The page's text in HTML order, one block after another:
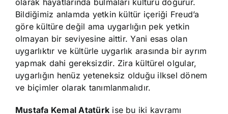
Bildiğimiz anlamda yetkin kültür içeriği Freud’a
göre kültüre değil ama uygarlığın pek yetkin
olmayan bir seviyesine aittir. Yani esas olan
uygarlıktır ve kültürle uygarlık arasında bir ayrım
yapmak dahi gereksizdir. Zira kültürel olgular,
uygarlığın henüz yeteneksiz olduğu ilksel dönem
ve biçimler olarak tanımlanmalıdır.
Mustafa Kemal Atatürk ise bu iki kavramı